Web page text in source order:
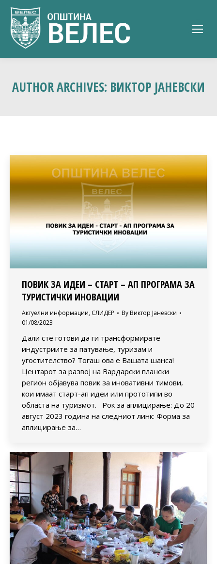
AUTHOR ARCHIVES: ВИКТОР ЈАНЕВСКИ
ПОВИК ЗА ИДЕИ – СТАРТ – АП ПРОГРАМА ЗА
ТУРИСТИЧКИ ИНОВАЦИИ
Актуелни информации, СЛИДЕР By Виктор Јаневски
01/08/2023
Дали сте готови да ги трансформирате
индустриите за патување, туризам и
угостителство? Тогаш ова е Вашата шанса!
Центарот за развој на Вардарски плански
регион објавува повик за иновативни тимови,
кои имаат старт-ап идеи или прототипи во
областа на туризмот. Рок за аплицирање: До 20
август 2023 година на следниот линк: Форма за
аплицирање за…